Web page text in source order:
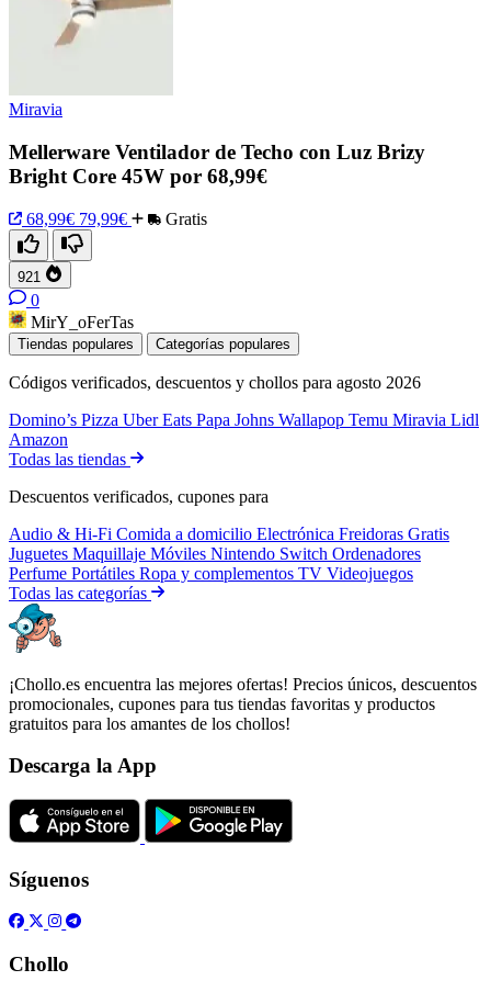
Miravia
Mellerware Ventilador de Techo con Luz Brizy
Bright Core 45W por 68,99€
68,99€ 79,99€ Gratis
921
0
MirY_oFerTas
Tiendas populares Categorías populares
Códigos verificados, descuentos y chollos para agosto 2026
Domino’s Pizza Uber Eats Papa Johns Wallapop Temu Miravia Lidl
Amazon
Todas las tiendas
Descuentos verificados, cupones para
Audio & Hi-Fi Comida a domicilio Electrónica Freidoras Gratis
Juguetes Maquillaje Móviles Nintendo Switch Ordenadores
Perfume Portátiles Ropa y complementos TV Videojuegos
Todas las categorías
¡Chollo.es encuentra las mejores ofertas! Precios únicos, descuentos
promocionales, cupones para tus tiendas favoritas y productos
gratuitos para los amantes de los chollos!
Descarga la App
Síguenos
Chollo